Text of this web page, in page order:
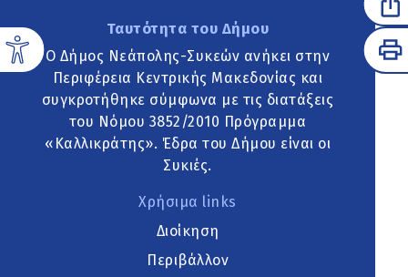
Ταυτότητα του Δήμου
Ο Δήμος Νεάπολης-Συκεών ανήκει στην
Περιφέρεια Κεντρικής Μακεδονίας και
συγκροτήθηκε σύμφωνα με τις διατάξεις
του Νόμου 3852/2010 Πρόγραμμα
«Καλλικράτης». Έδρα του Δήμου είναι οι
Συκιές.
Χρήσιμα links
Διοίκηση
Περιβάλλον